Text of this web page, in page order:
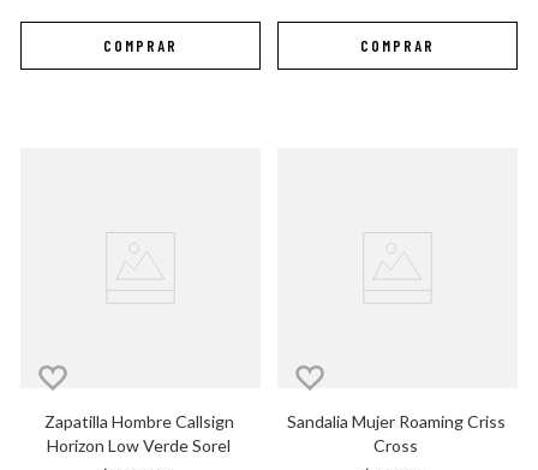
Zapatilla Hombre Callsign
Horizon Low Verde Sorel
Sandalia Mujer Roaming Criss
Cross